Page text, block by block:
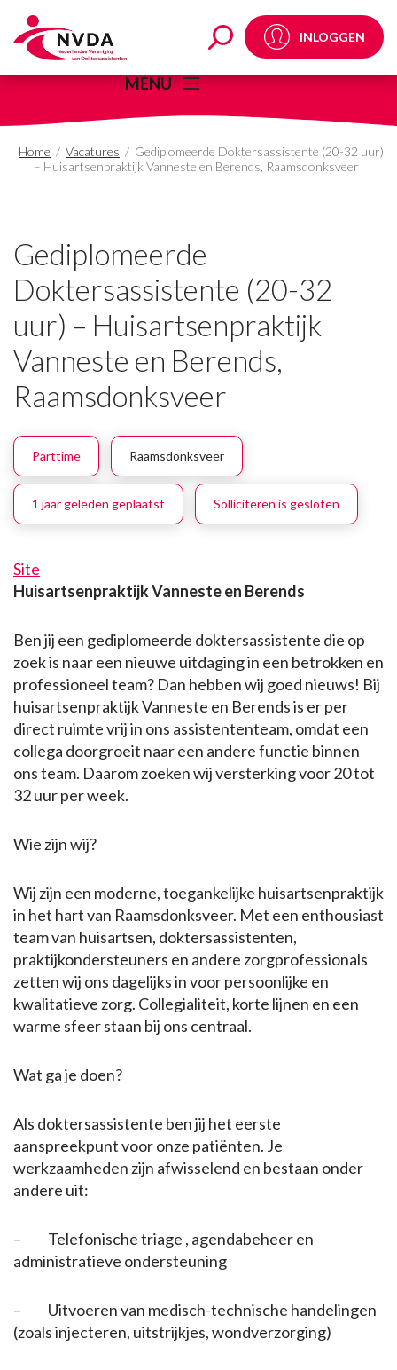
Gediplomeerde INLOGGEN
MENU
Home / Vacatures / Gediplomeerde Doktersassistente (20-32 uur)
– Huisartsenpraktijk Vanneste en Berends, Raamsdonksveer
Gediplomeerde
Doktersassistente (20-32
uur) – Huisartsenpraktijk
Vanneste en Berends,
Raamsdonksveer
Parttime Raamsdonksveer
1 jaar geleden geplaatst Solliciteren is gesloten
Site
Huisartsenpraktijk Vanneste en Berends
Ben jij een gediplomeerde doktersassistente die op
zoek is naar een nieuwe uitdaging in een betrokken en
professioneel team? Dan hebben wij goed nieuws! Bij
huisartsenpraktijk Vanneste en Berends is er per
direct ruimte vrij in ons assistententeam, omdat een
collega doorgroeit naar een andere functie binnen
ons team. Daarom zoeken wij versterking voor 20 tot
32 uur per week.
Wie zijn wij?
Wij zijn een moderne, toegankelijke huisartsenpraktijk
in het hart van Raamsdonksveer. Met een enthousiast
team van huisartsen, doktersassistenten,
praktijkondersteuners en andere zorgprofessionals
zetten wij ons dagelijks in voor persoonlijke en
kwalitatieve zorg. Collegialiteit, korte lijnen en een
warme sfeer staan bij ons centraal.
Wat ga je doen?
Als doktersassistente ben jij het eerste
aanspreekpunt voor onze patiënten. Je
werkzaamheden zijn afwisselend en bestaan onder
andere uit:
– Telefonische triage , agendabeheer en
administratieve ondersteuning
– Uitvoeren van medisch-technische handelingen
(zoals injecteren, uitstrijkjes, wondverzorging)